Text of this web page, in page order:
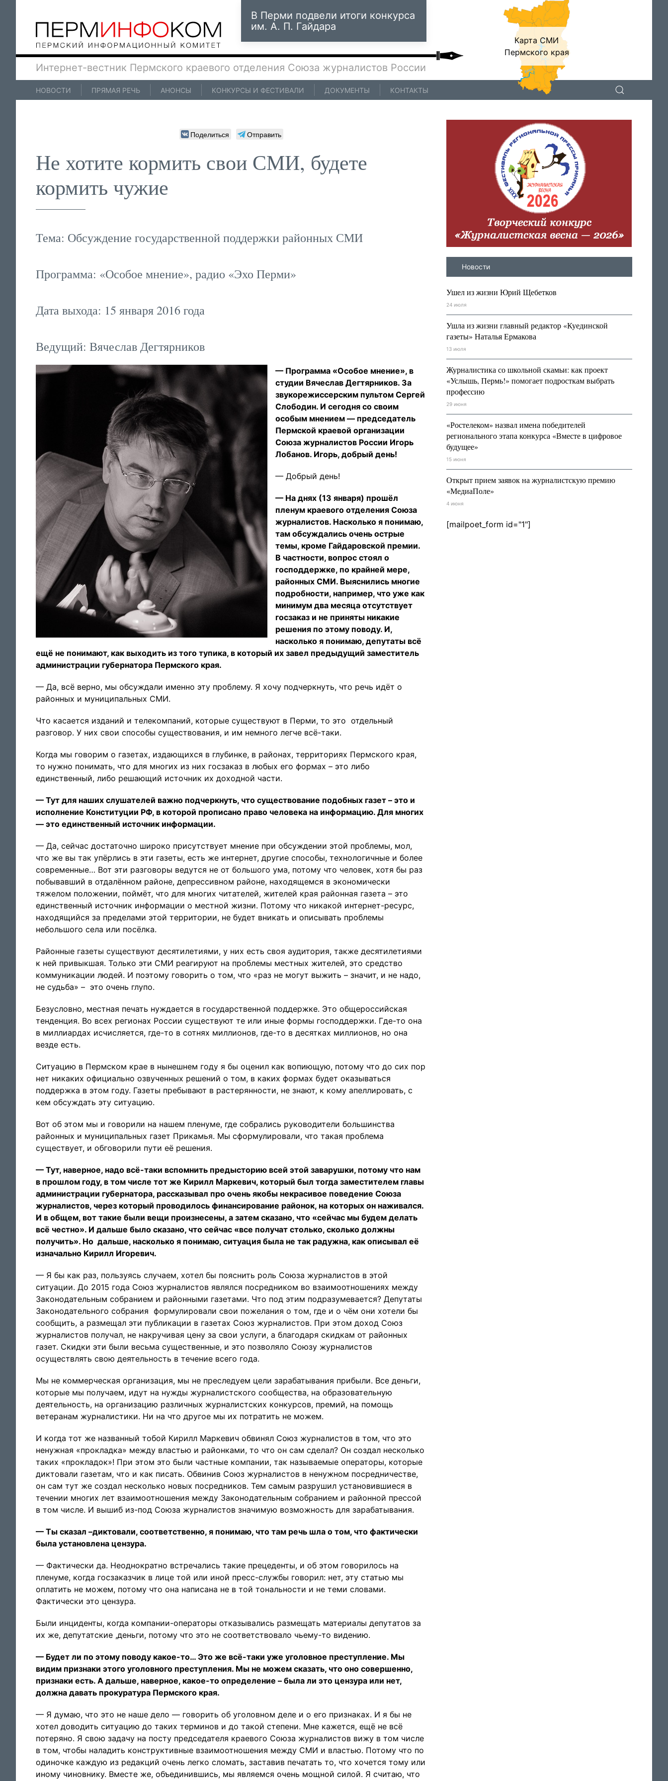
В Перми подвели итоги конкурса
им. А. П. Гайдара
Карта СМИ
Пермского края
Интернет-вестник Пермского краевого отделения Союза журналистов России
НОВОСТИ ПРЯМАЯ РЕЧЬ АНОНСЫ КОНКУРСЫ И ФЕСТИВАЛИ ДОКУМЕНТЫ КОНТАКТЫ
Поделиться Отправить
Не хотите кормить свои СМИ, будете
кормить чужие
Тема: Обсуждение государственной поддержки районных СМИ
Программа: «Особое мнение», радио «Эхо Перми»
Дата выхода: 15 января 2016 года
Ведущий: Вячеслав Дегтярников
— Программа «Особое мнение», в
студии Вячеслав Дегтярников. За
звукорежиссерским пультом Сергей
Слободин. И сегодня со своим
особым мнением — председатель
Пермской краевой организации
Союза журналистов России Игорь
Лобанов. Игорь, добрый день!
— Добрый день!
— На днях (13 января) прошёл
пленум краевого отделения Союза
журналистов. Насколько я понимаю,
там обсуждались очень острые
темы, кроме Гайдаровской премии.
В частности, вопрос стоял о
господдержке, по крайней мере,
районных СМИ. Выяснились многие
подробности, например, что уже как
минимум два месяца отсутствует
госзаказ и не приняты никакие
решения по этому поводу. И,
насколько я понимаю, депутаты всё
ещё не понимают, как выходить из того тупика, в который их завел предыдущий заместитель
администрации губернатора Пермского края.
— Да, всё верно, мы обсуждали именно эту проблему. Я хочу подчеркнуть, что речь идёт о
районных и муниципальных СМИ.
Что касается изданий и телекомпаний, которые существуют в Перми, то это отдельный
разговор. У них свои способы существования, и им немного легче всё-таки.
Когда мы говорим о газетах, издающихся в глубинке, в районах, территориях Пермского края,
то нужно понимать, что для многих из них госзаказ в любых его формах – это либо
единственный, либо решающий источник их доходной части.
— Тут для наших слушателей важно подчеркнуть, что существование подобных газет – это и
исполнение Конституции РФ, в которой прописано право человека на информацию. Для многих
— это единственный источник информации.
— Да, сейчас достаточно широко присутствует мнение при обсуждении этой проблемы, мол,
что же вы так упёрлись в эти газеты, есть же интернет, другие способы, технологичные и более
современные… Вот эти разговоры ведутся не от большого ума, потому что человек, хотя бы раз
побывавший в отдалённом районе, депрессивном районе, находящемся в экономически
тяжелом положении, поймёт, что для многих читателей, жителей края районная газета – это
единственный источник информации о местной жизни. Потому что никакой интернет-ресурс,
находящийся за пределами этой территории, не будет вникать и описывать проблемы
небольшого села или посёлка.
Районные газеты существуют десятилетиями, у них есть своя аудитория, также десятилетиями
к ней привыкшая. Только эти СМИ реагируют на проблемы местных жителей, это средство
коммуникации людей. И поэтому говорить о том, что «раз не могут выжить – значит, и не надо,
не судьба» – это очень глупо.
Безусловно, местная печать нуждается в государственной поддержке. Это общероссийская
тенденция. Во всех регионах России существуют те или иные формы господдержки. Где-то она
в миллиардах исчисляется, где-то в сотнях миллионов, где-то в десятках миллионов, но она
везде есть.
Ситуацию в Пермском крае в нынешнем году я бы оценил как вопиющую, потому что до сих пор
нет никаких официально озвученных решений о том, в каких формах будет оказываться
поддержка в этом году. Газеты пребывают в растерянности, не знают, к кому апеллировать, с
кем обсуждать эту ситуацию.
Вот об этом мы и говорили на нашем пленуме, где собрались руководители большинства
районных и муниципальных газет Прикамья. Мы сформулировали, что такая проблема
существует, и обговорили пути её решения.
— Тут, наверное, надо всё-таки вспомнить предысторию всей этой заварушки, потому что нам
в прошлом году, в том числе тот же Кирилл Маркевич, который был тогда заместителем главы
администрации губернатора, рассказывал про очень якобы некрасивое поведение Союза
журналистов, через который проводилось финансирование районок, на которых он наживался.
И в общем, вот такие были вещи произнесены, а затем сказано, что «сейчас мы будем делать
всё честно». И дальше было сказано, что сейчас «все получат столько, сколько должны
получить». Но дальше, насколько я понимаю, ситуация была не так радужна, как описывал её
изначально Кирилл Игоревич.
— Я бы как раз, пользуясь случаем, хотел бы пояснить роль Союза журналистов в этой
ситуации. До 2015 года Союз журналистов являлся посредником во взаимоотношениях между
Законодательным собранием и районными газетами. Что под этим подразумевается? Депутаты
Законодательного собрания формулировали свои пожелания о том, где и о чём они хотели бы
сообщить, а размещал эти публикации в газетах Союз журналистов. При этом доход Союз
журналистов получал, не накручивая цену за свои услуги, а благодаря скидкам от районных
газет. Скидки эти были весьма существенные, и это позволяло Союзу журналистов
осуществлять свою деятельность в течение всего года.
Мы не коммерческая организация, мы не преследуем цели зарабатывания прибыли. Все деньги,
которые мы получаем, идут на нужды журналистского сообщества, на образовательную
деятельность, на организацию различных журналистских конкурсов, премий, на помощь
ветеранам журналистики. Ни на что другое мы их потратить не можем.
И когда тот же названный тобой Кирилл Маркевич обвинял Союз журналистов в том, что это
ненужная «прокладка» между властью и районками, то что он сам сделал? Он создал несколько
таких «прокладок»! При этом это были частные компании, так называемые операторы, которые
диктовали газетам, что и как писать. Обвинив Союз журналистов в ненужном посредничестве,
он сам тут же создал несколько новых посредников. Тем самым разрушил установившиеся в
течении многих лет взаимоотношения между Законодательным собранием и районной прессой
в том числе. И вышиб из-под Союза журналистов значимую возможность для зарабатывания.
— Ты сказал –диктовали, соответственно, я понимаю, что там речь шла о том, что фактически
была установлена цензура.
— Фактически да. Неоднократно встречались такие прецеденты, и об этом говорилось на
пленуме, когда госзаказчик в лице той или иной пресс-службы говорил: нет, эту статью мы
оплатить не можем, потому что она написана не в той тональности и не теми словами.
Фактически это цензура.
Были инциденты, когда компании-операторы отказывались размещать материалы депутатов за
их же, депутатские ,деньги, потому что это не соответствовало чьему-то видению.
— Будет ли по этому поводу какое-то… Это же всё-таки уже уголовное преступление. Мы
видим признаки этого уголовного преступления. Мы не можем сказать, что оно совершенно,
признаки есть. А дальше, наверное, какое-то определение – была ли это цензура или нет,
должна давать прокуратура Пермского края.
— Я думаю, что это не наше дело — говорить об уголовном деле и о его признаках. И я бы не
хотел доводить ситуацию до таких терминов и до такой степени. Мне кажется, ещё не всё
потеряно. Я свою задачу на посту председателя краевого Союза журналистов вижу в том числе
в том, чтобы наладить конструктивные взаимоотношения между СМИ и властью. Потому что по
одиночке каждую из редакций очень легко сломать, заставив печатать то, что хочется тому или
иному чиновнику. Вместе же, объединившись, мы являемся очень мощной силой. Я считаю, что
Новости
Ушел из жизни Юрий Щебетков
24 июля
Ушла из жизни главный редактор «Куединской
газеты» Наталья Ермакова
13 июля
Журналистика со школьной скамьи: как проект
«Услышь, Пермь!» помогает подросткам выбрать
профессию
29 июня
«Ростелеком» назвал имена победителей
регионального этапа конкурса «Вместе в цифровое
будущее»
15 июня
Открыт прием заявок на журналистскую премию
«МедиаПоле»
4 июня
[mailpoet_form id="1"]